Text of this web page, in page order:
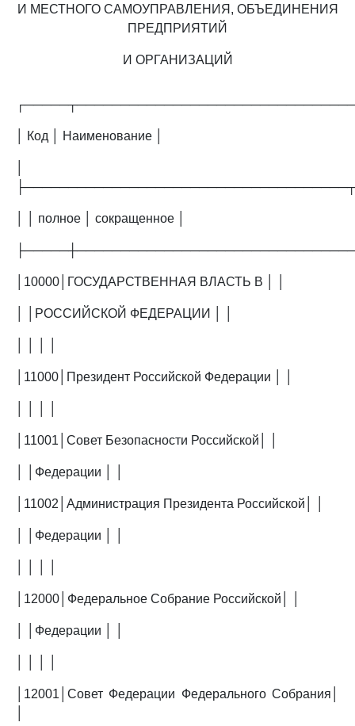
И МЕСТНОГО САМОУПРАВЛЕНИЯ, ОБЪЕДИНЕНИЯ
ПРЕДПРИЯТИЙ
И ОРГАНИЗАЦИЙ
│ Код │ Наименование │
│ │ полное │ сокращенное │
│10000│ГОСУДАРСТВЕННАЯ ВЛАСТЬ В │ │
│ │РОССИЙСКОЙ ФЕДЕРАЦИИ │ │
│11000│Президент Российской Федерации │ │
│11001│Совет Безопасности Российской│ │
│ │Федерации │ │
│11002│Администрация Президента Российской│ │
│ │Федерации │ │
│12000│Федеральное Собрание Российской│ │
│ │Федерации │ │
│12001│Совет Федерации Федерального Собрания│